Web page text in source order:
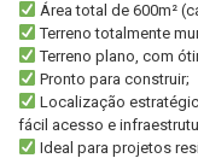
Área total de 600m²
Terreno totalmente
Terreno plano, com
Pronto para construir;
Localização
fácil acesso e
Ideal para projetos